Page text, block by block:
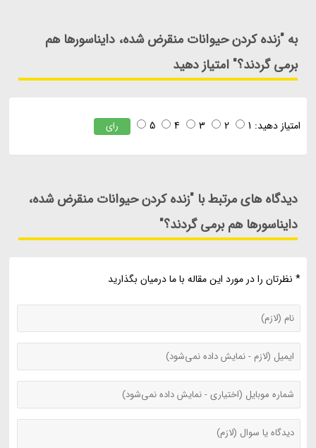
به "زنده کردن حیوانات منقرض شده، دایناسورها هم
برمی گردند؟" امتیاز دهید
امتیاز دهید: 1
2
3
4
5 رای
دیدگاه های مرتبط با "زنده کردن حیوانات منقرض شده،
دایناسورها هم برمی گردند؟"
* نظرتان را در مورد این مقاله با ما درمیان بگذارید